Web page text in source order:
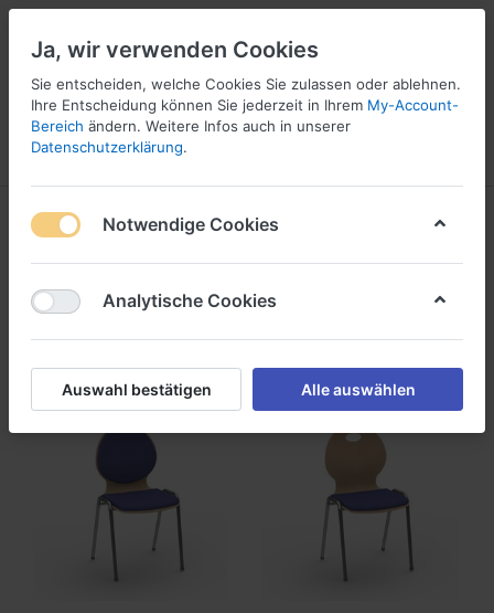
☎ 037296 69240
Menü Anmelden
Produkte markiert mit
1-24von27
Ja, wir verwenden Cookies
Sie entscheiden, welche Cookies Sie zulassen oder ablehnen.
Ihre Entscheidung können Sie jederzeit in Ihrem My-Account-
Bereich ändern. Weitere Infos auch in unserer
Datenschutzerklärung.
Notwendige Cookies
Analytische Cookies
Auswahl bestätigen Alle auswählen